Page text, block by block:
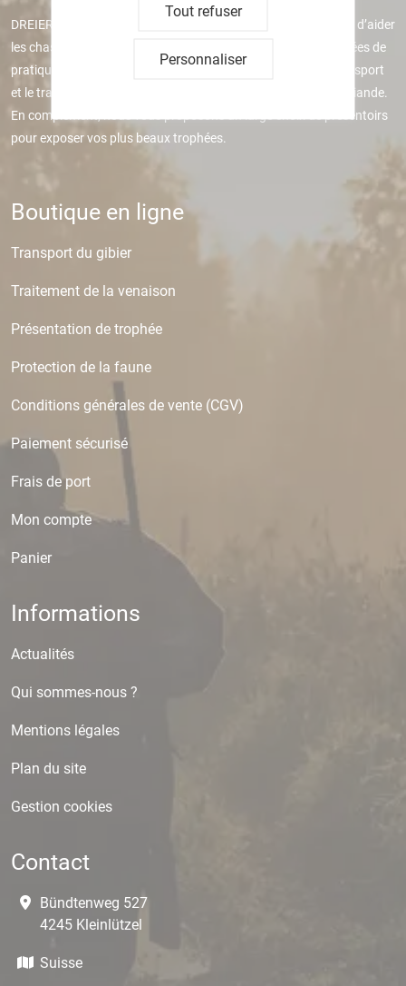
DREIER HUNTING TOOLS est une entreprise dont l’objectif est d’aider
les chasseurs à pratiquer leur activité favorite. Après des années de
pratique, nous avons développé des outils qui facilitent le transport
et le traitement du gibier tout en garantissant l’hygiène de la viande.
En complément, nous vous proposons un large choix de présentoirs
pour exposer vos plus beaux trophées.
Boutique en ligne
Transport du gibier
Traitement de la venaison
Présentation de trophée
Protection de la faune
Conditions générales de vente (CGV)
Paiement sécurisé
Frais de port
Mon compte
Panier
Informations
Actualités
Qui sommes-nous ?
Mentions légales
Plan du site
Gestion cookies
Contact
Bündtenweg 527
4245 Kleinlützel
Suisse
Tout refuser
Personnaliser